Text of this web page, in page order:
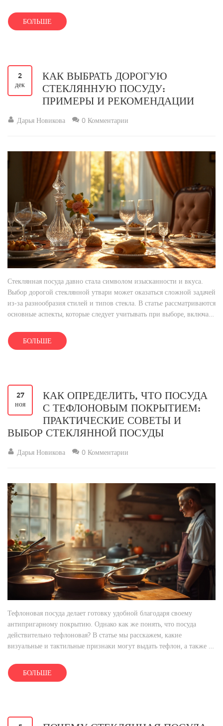
здоровья. Рассмотрим советы экспертов и интересные факты о
стеклянной посуде.
БОЛЬШЕ
2
дек
КАК ВЫБРАТЬ ДОРОГУЮ
СТЕКЛЯННУЮ ПОСУДУ:
ПРИМЕРЫ И РЕКОМЕНДАЦИИ
Дарья Новикова 0 Комментарии
Стеклянная посуда давно стала символом изысканности и вкуса.
Выбор дорогой стеклянной утвари может оказаться сложной задачей
из-за разнообразия стилей и типов стекла. В статье рассматриваются
основные аспекты, которые следует учитывать при выборе, включая
брендах, уникальных свойствах различных видов стекла и получат
практические советы, помогающие делать осознанный выбор. Наш
БОЛЬШЕ
27
ноя
КАК ОПРЕДЕЛИТЬ, ЧТО ПОСУДА
С ТЕФЛОНОВЫМ ПОКРЫТИЕМ:
ПРАКТИЧЕСКИЕ СОВЕТЫ И
ВЫБОР СТЕКЛЯННОЙ ПОСУДЫ
Дарья Новикова 0 Комментарии
Тефлоновая посуда делает готовку удобной благодаря своему
антипригарному покрытию. Однако как же понять, что посуда
действительно тефлоновая? В статье мы расскажем, какие
визуальные и тактильные признаки могут выдать тефлон, а также на
зачем нужна каждая из этих типов посуды и как ухаживать за ней,
чтобы она прослужила долго.
БОЛЬШЕ